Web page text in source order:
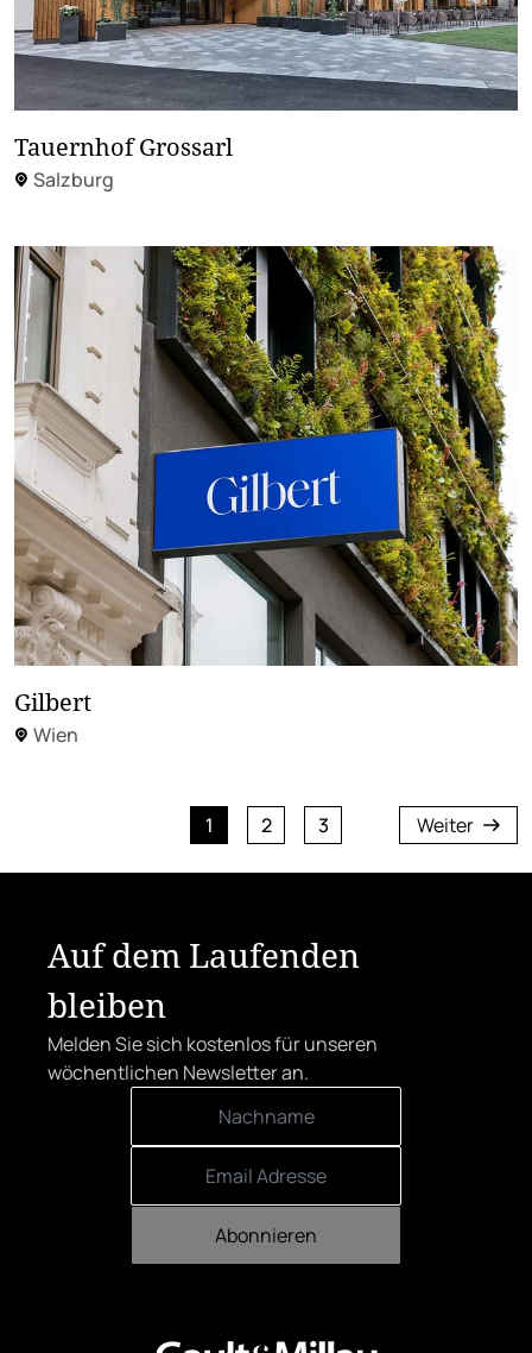
Tauernhof Grossarl
Salzburg
Gilbert
Wien
1 2 3 Weiter
Auf dem Laufenden
bleiben
Melden Sie sich kostenlos für unseren
wöchentlichen Newsletter an.
Abonnieren